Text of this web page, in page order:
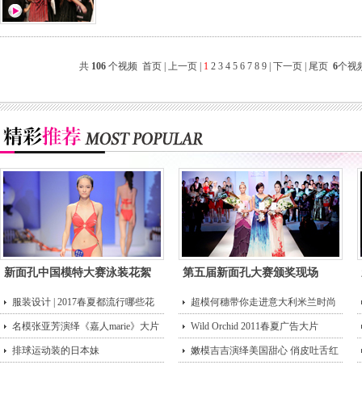
共 106个视频 首页 | 上一页 | 1 2 3 4 5 6 7 8 9| 下一页| 尾页 6个视
新面孔中国模特大赛泳装花絮 第五届新面孔大赛颁奖现场
服装设计 | 2017春夏都流行哪些花
型？
超模何穗带你走进意大利米兰时尚
街头
名模张亚芳演绎《嘉人marie》大片 Wild Orchid 2011春夏广告大片
排球运动装的日本妹 嫩模吉吉演绎美国甜心 俏皮吐舌红